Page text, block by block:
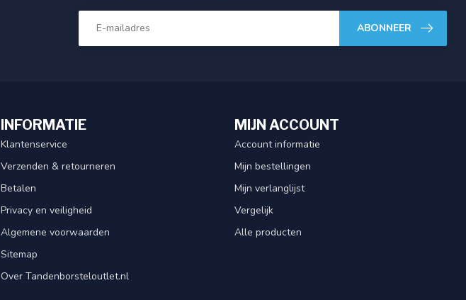
ABONNEER
INFORMATIE
Klantenservice
Verzenden & retourneren
Betalen
Privacy en veiligheid
Algemene voorwaarden
Sitemap
Over Tandenborsteloutlet.nl
MIJN ACCOUNT
Account informatie
Mijn bestellingen
Mijn verlanglijst
Vergelijk
Alle producten